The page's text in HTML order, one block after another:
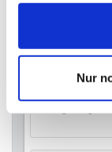
Nur